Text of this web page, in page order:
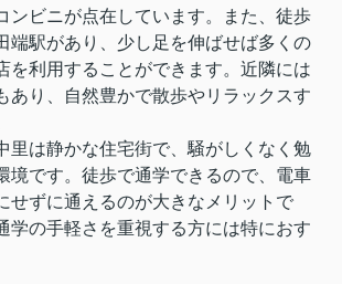
ンビニが点在しています。また、徒歩
端駅があり、少し足を伸ばせば多くの
を利用することができます。近隣には
あり、自然豊かで散歩やリラックスす
里は静かな住宅街で、騒がしくなく勉
境です。徒歩で通学できるので、電車
せずに通えるのが大きなメリットで
学の手軽さを重視する方には特におす